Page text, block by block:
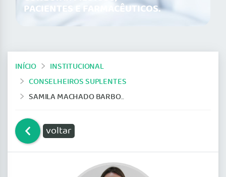
PACIENTES E FARMACÊUTICOS.
INÍCIO
INSTITUCIONAL
CONSELHEIROS SUPLENTES
SAMILA MACHADO BARBOSA
voltar